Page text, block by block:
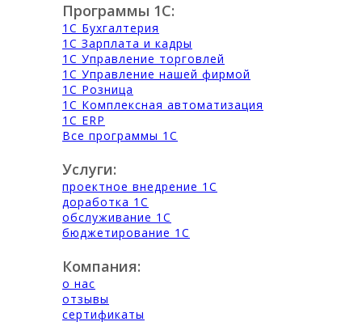
Программы 1С:
1С Бухгалтерия
1С Зарплата и кадры
1С Управление торговлей
1С Управление нашей фирмой
1С Розница
1С Комплексная автоматизация
1С ERP
Все программы 1С
Услуги:
проектное внедрение 1С
доработка 1С
обслуживание 1С
бюджетирование 1С
Компания:
о нас
отзывы
сертификаты